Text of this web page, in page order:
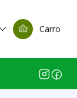
Carro